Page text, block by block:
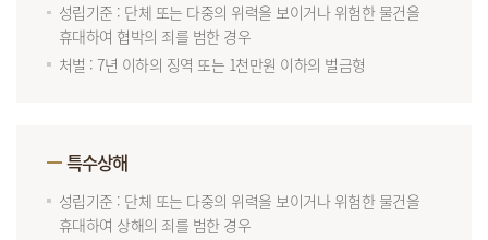
성립기준 : 단체 또는 다중의 위력을 보이거나 위험한 물건을
휴대하여 협박의 죄를 범한 경우
처벌 : 7년 이하의 징역 또는 1천만원 이하의 벌금형
특수상해
성립기준 : 단체 또는 다중의 위력을 보이거나 위험한 물건을
휴대하여 상해의 죄를 범한 경우